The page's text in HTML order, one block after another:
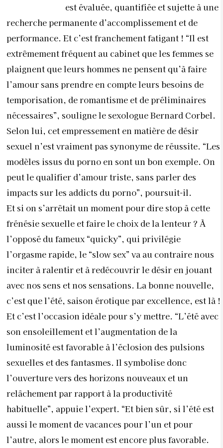
est évaluée, quantifiée et sujette à une
recherche permanente d’accomplissement et de
performance. Et c’est franchement fatigant ! “Il est
extrêmement fréquent au cabinet que les femmes se
plaignent que leurs hommes ne pensent qu’à faire
l’amour sans prendre en compte leurs besoins de
temporisation, de romantisme et de préliminaires
nécessaires”, souligne le sexologue Bernard Corbel.
Selon lui, cet empressement en matière de désir
sexuel n’est vraiment pas synonyme de réussite. “Les
modèles issus du porno en sont un bon exemple. On
peut le qualifier d’amour triste, sans parler des
impacts sur les addicts du porno”, poursuit-il.
Et si on s’arrêtait un moment pour dire stop à cette
frénésie sexuelle et faire le choix de la lenteur ? À
l’opposé du fameux “quicky”, qui privilégie
l’orgasme rapide, le “slow sex” va au contraire nous
inciter à ralentir et à redécouvrir le désir en jouant
avec nos sens et nos sensations. La bonne nouvelle,
c’est que l’été, saison érotique par excellence, est là !
Et c’est l’occasion idéale pour s’y mettre. “L’été avec
son ensoleillement et l’augmentation de la
luminosité est favorable à l’éclosion des pulsions
sexuelles et des fantasmes. Il symbolise donc
l’ouverture vers des horizons nouveaux et un
relâchement par rapport à la productivité
habituelle”, appuie l’expert. “Et bien sûr, si l’été est
aussi le moment de vacances pour l’un et pour
l’autre, alors le moment est encore plus favorable.